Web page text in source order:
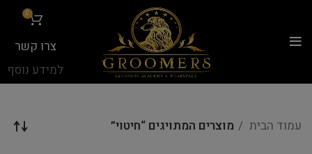
0
צרו קשר
למידע נוסף
עמוד הבית מוצרים המתויגים “חיטוי”